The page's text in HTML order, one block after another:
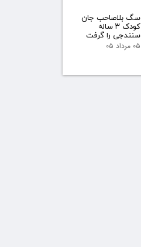
سگ بلاصاحب جان
کودک ۳ ساله
سنندجی را گرفت
۰۵ مرداد ۰۵